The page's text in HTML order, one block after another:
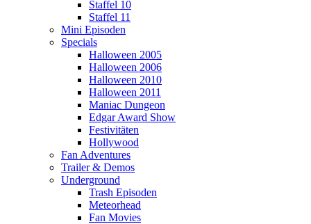
Staffel 10
Staffel 11
Mini Episoden
Specials
Halloween 2005
Halloween 2006
Halloween 2010
Halloween 2011
Maniac Dungeon
Edgar Award Show
Festivitäten
Hollywood
Fan Adventures
Trailer & Demos
Underground
Trash Episoden
Meteorhead
Fan Movies